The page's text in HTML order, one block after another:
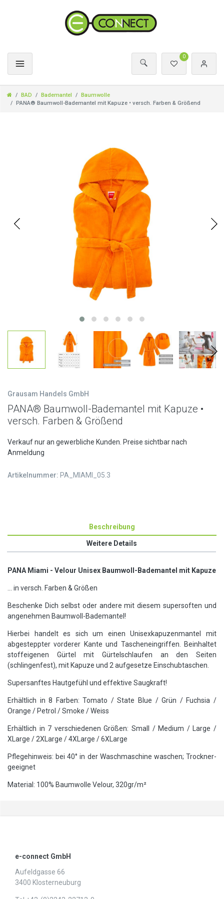
0
BAD Bademantel
Baumwolle
PANA® Baumwoll-Bademantel mit Kapuze • versch. Farben & Größend
Grausam Handels GmbH
PANA® Baumwoll-Bademantel mit Kapuze •
versch. Farben & Größend
Verkauf nur an gewerbliche Kunden. Preise sichtbar nach
Anmeldung
Artikelnummer: PA_MIAMI_05.3
Beschreibung
Weitere Details
PANA Miami - Velour Unisex Baumwoll-Bademantel mit Kapuze
... in versch. Farben & Größen
Beschenke Dich selbst oder andere mit diesem supersoften und
angenehmen Baumwoll-Bademantel!
Hierbei handelt es sich um einen Unisexkapuzenmantel mit
abgesteppter vorderer Kante und Tascheneingriffen. Beinhaltet
stoffeigenen Gürtel mit Gürtelschlaufen an den Seiten
(schlingenfest), mit Kapuze und 2 aufgesetze Einschubtaschen.
Supersanftes Hautgefühl und effektive Saugkraft!
Erhältlich in 8 Farben: Tomato / State Blue / Grün / Fuchsia /
Orange / Petrol / Smoke / Weiss
Erhältlich in 7 verschiedenen Größen: Small / Medium / Large /
XLarge / 2XLarge / 4XLarge / 6XLarge
Pflegehinweis: bei 40° in der Waschmaschine waschen; Trockner-
geeignet
Material: 100% Baumwolle Velour, 320gr/m²
e-connect GmbH
Aufeldgasse 66
3400 Klosterneuburg